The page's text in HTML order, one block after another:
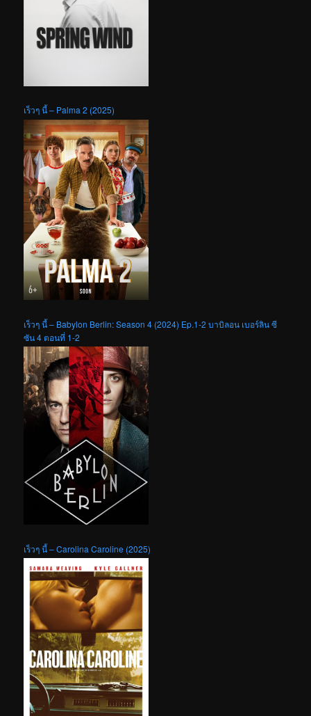
เร็วๆ นี้ – Palma 2 (2025)
เร็วๆ นี้ – Babylon Berlin: Season 4 (2024) Ep.1-2 บาบิลอน เบอร์ลิน ซี
ซัน 4 ตอนที่ 1-2
เร็วๆ นี้ – Carolina Caroline (2025)